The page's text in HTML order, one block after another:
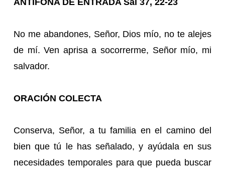
ANTÍFONA DE ENTRADA Sal 37, 22-23
No me abandones, Señor, Dios mío, no te alejes
de mí. Ven aprisa a socorrerme, Señor mío, mi
salvador.
ORACIÓN COLECTA
Conserva, Señor, a tu familia en el camino del
bien que tú le has señalado, y ayúdala en sus
necesidades temporales para que pueda buscar